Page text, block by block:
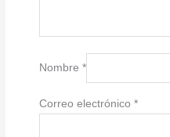
Nombre*
Correo electrónico*